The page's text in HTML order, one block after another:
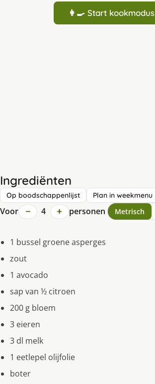
👩‍🍳 Start kookmodus
Ingrediënten
Op boodschappenlijst Plan in weekmenu
Voor − 4 + personen Metrisch
1 bussel groene asperges
zout
1 avocado
sap van ½ citroen
200 g bloem
3 eieren
3 dl melk
1 eetlepel olijfolie
boter